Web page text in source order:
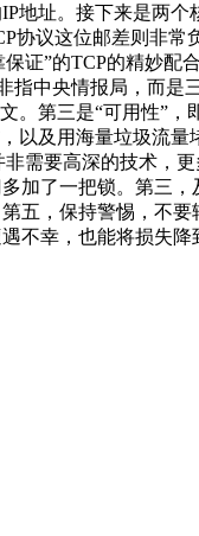
地址。接下来是两
协议这位邮差则非
”的TCP的精妙配
中央情报局，而是
。第三是“可用性”
及用海量垃圾流
需要高深的技术，
加了一把锁。第三
五，保持警惕，不
不幸，也能将损失降